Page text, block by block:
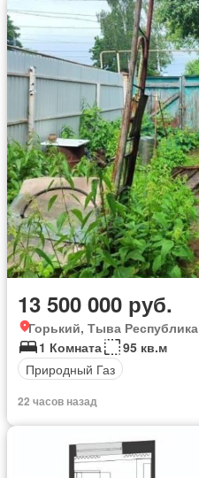
13 500 000 руб.
Горький, Тыва Республика
1 Комната
95 кв.м
Природный Газ
22 часов назад